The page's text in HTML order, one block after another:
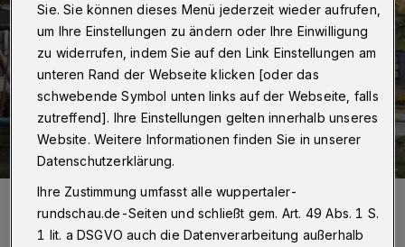
Foto: privat
Sie. Sie können dieses Menü jederzeit wieder aufrufen,
um Ihre Einstellungen zu ändern oder Ihre Einwilligung
zu widerrufen, indem Sie auf den Link Einstellungen am
unteren Rand der Webseite klicken [oder das
schwebende Symbol unten links auf der Webseite, falls
zutreffend]. Ihre Einstellungen gelten innerhalb unseres
Website. Weitere Informationen finden Sie in unserer
Datenschutzerklärung.
Ihre Zustimmung umfasst alle wuppertaler-
rundschau.de-Seiten und schließt gem. Art. 49 Abs. 1 S.
1 lit. a DSGVO auch die Datenverarbeitung außerhalb